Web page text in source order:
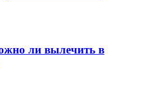
ли вылечить в